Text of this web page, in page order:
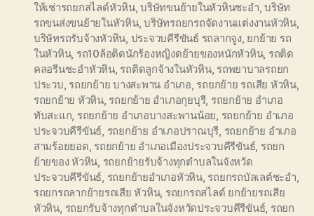
ให้เช่ารถยกสไลด์หัวหิน,บริษัทขนย้ายในหัวหินชะอำ,บริษัท
รถขนส่งขนย้ายในหัวหิน,บริษัทรถยกรถจัดงานแต่งงานหัวหิน,
บริษัทรถรับจ้างหัวหิน, ประจวบคีรีขันธ์ รถลากจูง, ยกย้าย รถ
ในหัวหิน, รถ10ล้อติดนักร้องหญิงดย้ายของหนักหัวหิน, รถติด
คลอรีนชะอำหัวหิน, รถติดลูกจ้างในหัวหิน, รถพยาบาลรถยก
ประวบ, รถยกย้าย บางสะพาน อำเภอ, รถยกย้าย รถเสีย หัวหิน,
รถยกย้าย หัวหิน, รถยกย้าย อำเภอกุยบุรี, รถยกย้าย อำเภอ
ทับสะแก, รถยกย้าย อำเภอบางสะพานน้อย, รถยกย้าย อำเภอ
ประจวบคีรีขันธ์, รถยกย้าย อำเภอปราณบุรี, รถยกย้าย อำเภอ
สามร้อยยอด, รถยกย้าย อำเภอเมืองประจวบคีรีขันธ์, รถยก
ย้ายของ หัวหิน, รถยกย้ายรับจ้างทุกตำบลในจังหวัด
ประจวบคีรีขันธ์, รถยกย้ายอำเภอหัวหิน, รถยกรถบัลเลต์ชะอำ,
รถยกรถลากย้ายรถเสีย หัวหิน, รถยกรถสไลด์ ยกย้ายรถเสีย
หัวหิน, รถยกรับจ้างทุกตำบลในจังหวัดประจวบคีรีขันธ์, รถยก